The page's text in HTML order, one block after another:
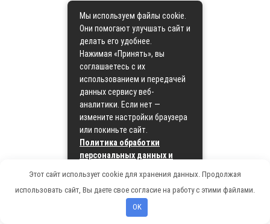
Мы используем файлы cookie.
Они помогают улучшать сайт и
делать его удобнее.
Нажимая «Принять», вы
соглашаетесь с их
использованием и передачей
данных сервису веб-
аналитики. Если нет —
измените настройки браузера
или покиньте сайт.
Политика обработки
персональных данных и
Принять
Этот сайт использует cookie для хранения данных. Продолжая
использовать сайт, Вы даете свое согласие на работу с этими файлами.
OK